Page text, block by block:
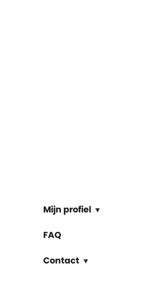
Mijn profiel
FAQ
Contact